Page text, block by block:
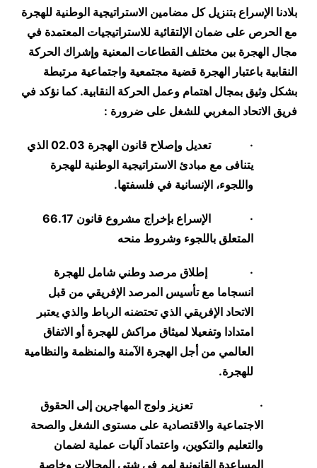
بلادنا الإسراع بتنزيل كل مضامين الاستراتيجية الوطنية للهجرة
مع الحرص على ضمان الإلتقائية للاستراتيجيات المعتمدة في
مجال الهجرة بين مختلف القطاعات المعنية وإشراك الحركة
النقابية باعتبار الهجرة قضية مجتمعية واجتماعية مرتبطة
بشكل وثيق بمجال اهتمام وعمل الحركة النقابية. كما نؤكد في
فريق الاتحاد المغربي للشغل على ضرورة :
·
تعديل وإصلاح قانون الهجرة 02.03 الذي
يتنافى مع مبادئ الاستراتيجية الوطنية للهجرة
واللجوء، الإنسانية في فلسفتها.
·
الإسراع بإخراج مشروع قانون 66.17
المتعلق باللجوء وشروط منحه
·
إطلاق مرصد وطني شامل للهجرة
انسجاما مع تأسيس المرصد الإفريقي من قبل
الاتحاد الإفريقي الذي تحتضنه الرباط والذي يعتبر
امتدادا وتفعيلا لميثاق مراكش للهجرة أو الاتفاق
العالمي من أجل الهجرة الآمنة والمنظمة والنظامية
للهجرة.
·
تعزيز ولوج المهاجرين إلى الحقوق
الاجتماعية والاقتصادية على مستوى الشغل والصحة
والتعليم والتكوين، واعتماد آليات عملية لضمان
المساعدة القانونية لهم في شتى المجالات وخاصة